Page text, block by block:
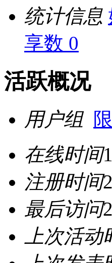
统计信息
享数 0
活跃概况
用户组
在线时间
注册时间
最后访问
上次活动